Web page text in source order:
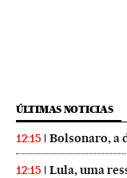
ÚLTIMAS NOTICIAS
12:15 Bolsonaro, a
12:15 Lula, uma